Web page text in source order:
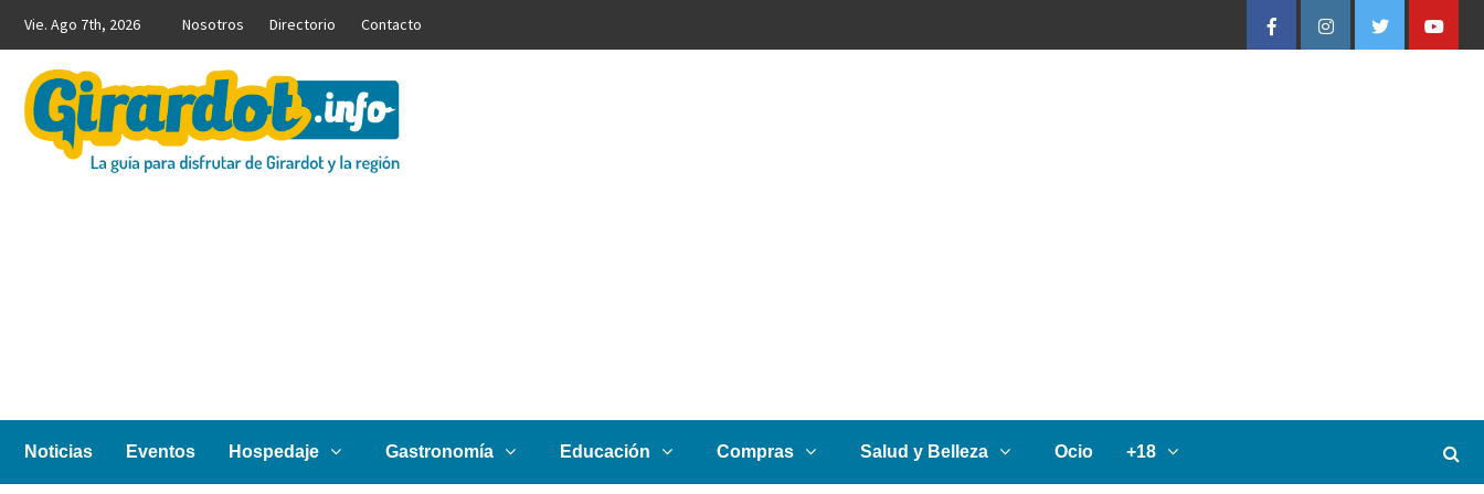
contenido
Vie. Ago 7th, 2026 Nosotros Directorio Contacto FacebookInstagramTwitterYoutube
Noticias Eventos Hospedaje Gastronomía Educación Compras Salud y Belleza Ocio +18